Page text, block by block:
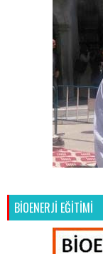
BİOENERJİ EĞİTİMİ